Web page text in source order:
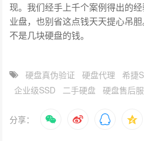
现。我们经手上千个案例得出的
业盘，也别省这点钱天天提心吊
不是几块硬盘的钱。
硬盘真伪验证 硬盘代理 希捷
企业级SSD
二手硬盘 硬盘售后
分享：